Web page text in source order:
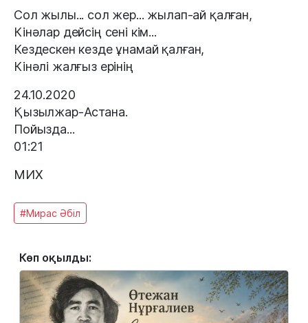
Сол жылы... сол жер... жылап-ай қалған,
Кінәлар дейсің сені кім...
Кездескен кезде ұнамай қалған,
Кінәлі жалғыз ерінің
24.10.2020
Қызылжар-Астана.
Пойызда...
01:21
МИХ
#Мирас Әбіл
Көп оқылды: